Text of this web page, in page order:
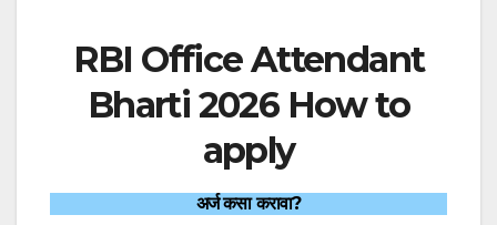
RBI Office Attendant
Bharti 2026 How to
apply
अर्ज कसा करावा?